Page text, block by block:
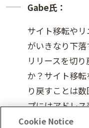
Gabe氏：
サイト移転や
がいきなり下
リリースを切
か？サイト移
り戻すことは
プにはアドレ
以内であれば
Cookie Notice